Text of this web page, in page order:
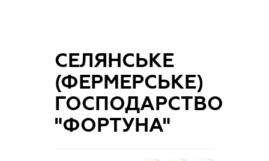
СЕЛЯНСЬКЕ
(ФЕРМЕРСЬКЕ)
ГОСПОДАРСТВО
"ФОРТУНА"